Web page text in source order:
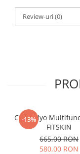
Review-uri(0)
-13%
Cutie Plyo
FITSKIN
665,00 RON
580,00 RON